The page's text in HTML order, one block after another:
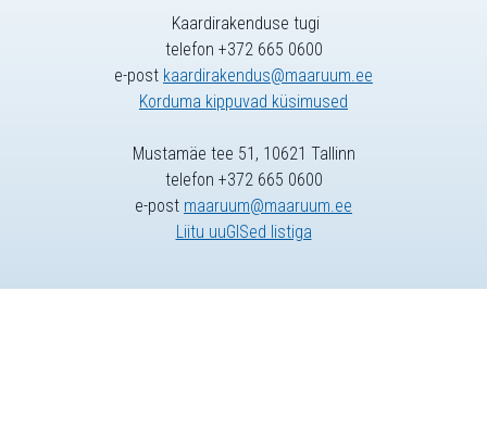
Kaardirakenduse tugi
telefon +372 665 0600
e-post kaardirakendus@maaruum.ee
Korduma kippuvad küsimused
Mustamäe tee 51, 10621 Tallinn
telefon +372 665 0600
e-post maaruum@maaruum.ee
Liitu uuGISed listiga